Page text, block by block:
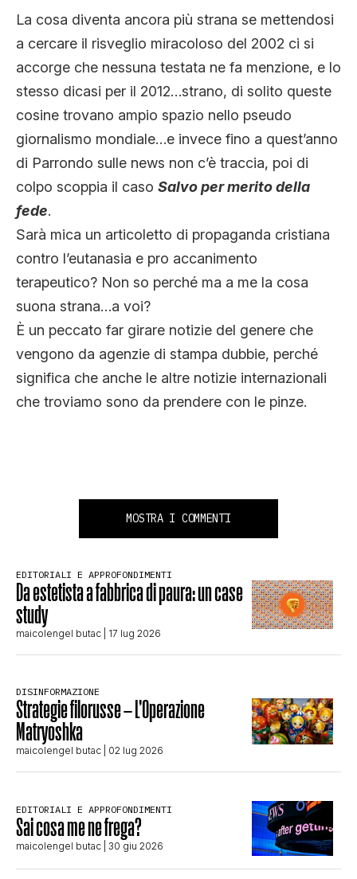
La cosa diventa ancora più strana se mettendosi
a cercare il risveglio miracoloso del 2002 ci si
accorge che nessuna testata ne fa menzione, e lo
stesso dicasi per il 2012…strano, di solito queste
cosine trovano ampio spazio nello pseudo
giornalismo mondiale…e invece fino a quest’anno
di Parrondo sulle news non c’è traccia, poi di
colpo scoppia il caso Salvo per merito della
fede.
Sarà mica un articoletto di propaganda cristiana
contro l’eutanasia e pro accanimento
terapeutico? Non so perché ma a me la cosa
suona strana…a voi?
È un peccato far girare notizie del genere che
vengono da agenzie di stampa dubbie, perché
significa che anche le altre notizie internazionali
che troviamo sono da prendere con le pinze.
MOSTRA I COMMENTI
EDITORIALI E APPROFONDIMENTI
Da estetista a fabbrica di paura: un case
study
maicolengel butac | 17 lug 2026
DISINFORMAZIONE
Strategie filorusse – L’Operazione
Matryoshka
maicolengel butac | 02 lug 2026
EDITORIALI E APPROFONDIMENTI
Sai cosa me ne frega?
maicolengel butac | 30 giu 2026